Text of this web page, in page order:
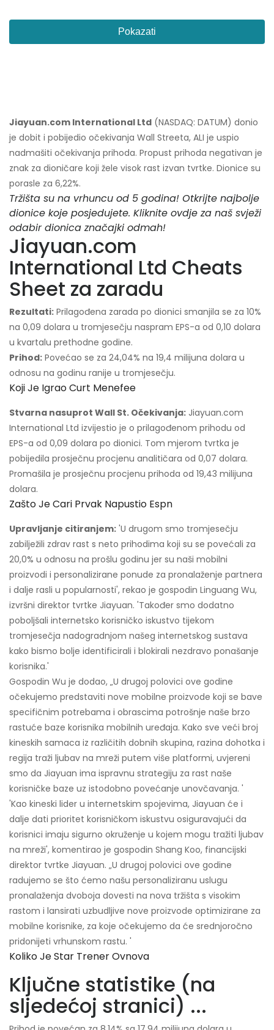
Pokazati
Jiayuan.com International Ltd (NASDAQ: DATUM) donio
je dobit i pobijedio očekivanja Wall Streeta, ALI je uspio
nadmašiti očekivanja prihoda. Propust prihoda negativan je
znak za dioničare koji žele visok rast izvan tvrtke. Dionice su
porasle za 6,22%.
Tržišta su na vrhuncu od 5 godina! Otkrijte najbolje
dionice koje posjedujete. Kliknite ovdje za naš svježi
odabir dionica značajki odmah!
Jiayuan.com
International Ltd Cheats
Sheet za zaradu
Rezultati: Prilagođena zarada po dionici smanjila se za 10%
na 0,09 dolara u tromjesečju naspram EPS-a od 0,10 dolara
u kvartalu prethodne godine.
Prihod: Povećao se za 24,04% na 19,4 milijuna dolara u
odnosu na godinu ranije u tromjesečju.
Koji Je Igrao Curt Menefee
Stvarna nasuprot Wall St. Očekivanja: Jiayuan.com
International Ltd izvijestio je o prilagođenom prihodu od
EPS-a od 0,09 dolara po dionici. Tom mjerom tvrtka je
pobijedila prosječnu procjenu analitičara od 0,07 dolara.
Promašila je prosječnu procjenu prihoda od 19,43 milijuna
dolara.
Zašto Je Cari Prvak Napustio Espn
Upravljanje citiranjem: 'U drugom smo tromjesečju
zabilježili zdrav rast s neto prihodima koji su se povećali za
20,0% u odnosu na prošlu godinu jer su naši mobilni
proizvodi i personalizirane ponude za pronalaženje partnera
i dalje rasli u popularnosti', rekao je gospodin Linguang Wu,
izvršni direktor tvrtke Jiayuan. 'Također smo dodatno
poboljšali internetsko korisničko iskustvo tijekom
tromjesečja nadogradnjom našeg internetskog sustava
kako bismo bolje identificirali i blokirali nezdravo ponašanje
korisnika.'
Gospodin Wu je dodao, „U drugoj polovici ove godine
očekujemo predstaviti nove mobilne proizvode koji se bave
specifičnim potrebama i obrascima potrošnje naše brzo
rastuće baze korisnika mobilnih uređaja. Kako sve veći broj
kineskih samaca iz različitih dobnih skupina, razina dohotka i
regija traži ljubav na mreži putem više platformi, uvjereni
smo da Jiayuan ima ispravnu strategiju za rast naše
korisničke baze uz istodobno povećanje unovčavanja. '
'Kao kineski lider u internetskim spojevima, Jiayuan će i
dalje dati prioritet korisničkom iskustvu osiguravajući da
korisnici imaju sigurno okruženje u kojem mogu tražiti ljubav
na mreži', komentirao je gospodin Shang Koo, financijski
direktor tvrtke Jiayuan. „U drugoj polovici ove godine
radujemo se što ćemo našu personaliziranu uslugu
pronalaženja dvoboja dovesti na nova tržišta s visokim
rastom i lansirati uzbudljive nove proizvode optimizirane za
mobilne korisnike, za koje očekujemo da će srednjoročno
pridonijeti vrhunskom rastu. '
Koliko Je Star Trener Ovnova
Ključne statistike (na
sljedećoj stranici) ...